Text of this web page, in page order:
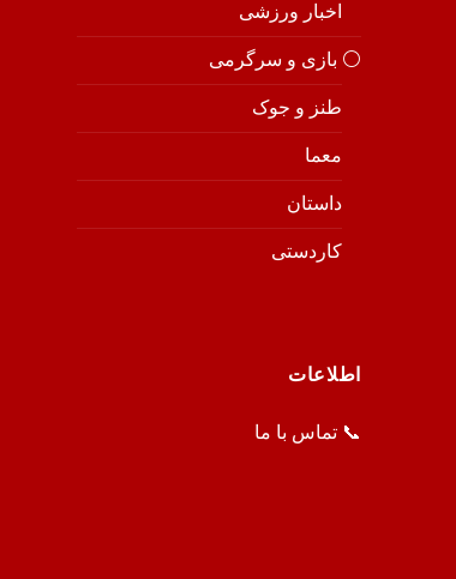
اخبار ورزشی
⚪️ بازی و سرگرمی
طنز و جوک
معما
داستان
کاردستی
اطلاعات
📞 تماس با ما